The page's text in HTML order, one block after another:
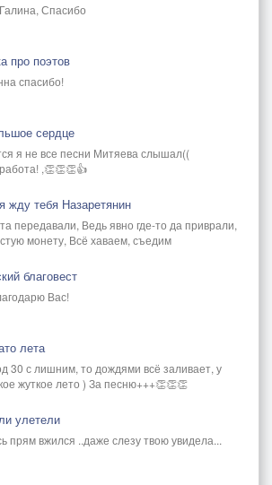
Спасибо
про поэтов
спасибо!
сердце
я не все песни Митяева слышал((
,👏👏👏👍
жду тебя Назаретянин
передавали, Ведь явно где-то да приврали,
монету, Всё хаваем, съедим
благовест
Вас!
лета
30 с лишним, то дождями всё заливает, у
жуткое лето ) За песню+++👏👏👏
улетели
прям вжился ..даже слезу твою увидела...